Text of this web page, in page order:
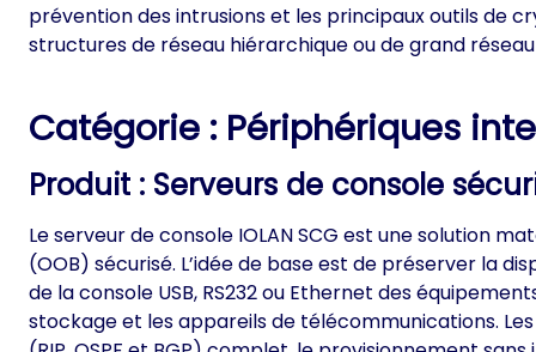
prévention des intrusions et les principaux outils de
structures de réseau hiérarchique ou de grand
Catégorie : Périphériques
Produit : Serveurs de console
Le serveur de console IOLAN SCG est une solution
(OOB) sécurisé. L’idée de base est de préserver la
de la console USB, RS232 ou Ethernet des
stockage et les appareils de télécommunications.